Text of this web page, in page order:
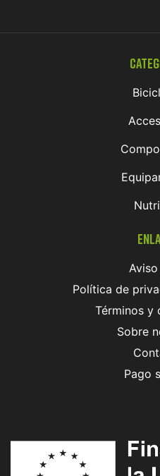
Política de
Términos y
Sobre
Pago